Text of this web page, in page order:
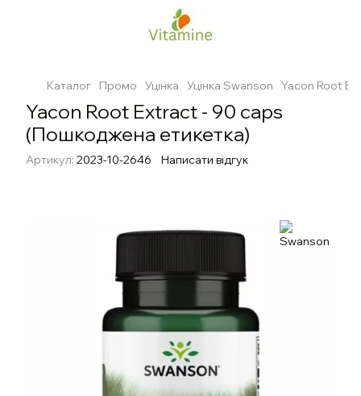
Каталог Промо Уцінка Уцінка Swanson Yacon Root
Yacon Root Extract - 90 caps
(Пошкоджена етикетка)
Артикул: 2023-10-2646 Написати відгук